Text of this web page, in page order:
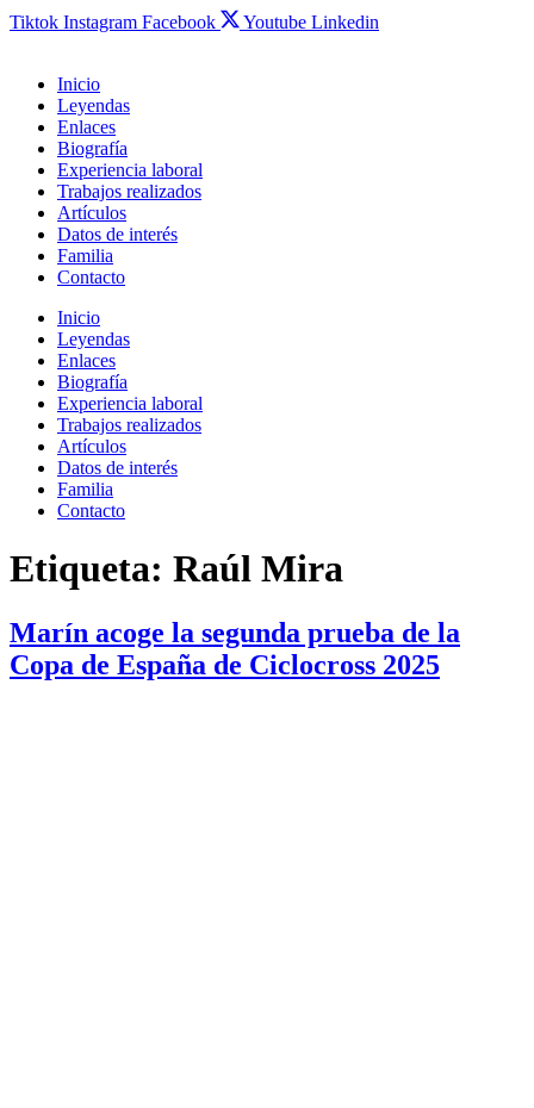
Tiktok Instagram Facebook Youtube Linkedin
Inicio
Leyendas
Enlaces
Biografía
Experiencia laboral
Trabajos realizados
Artículos
Datos de interés
Familia
Contacto
Inicio
Leyendas
Enlaces
Biografía
Experiencia laboral
Trabajos realizados
Artículos
Datos de interés
Familia
Contacto
Etiqueta: Raúl Mira
Marín acoge la segunda prueba de la
Copa de España de Ciclocross 2025